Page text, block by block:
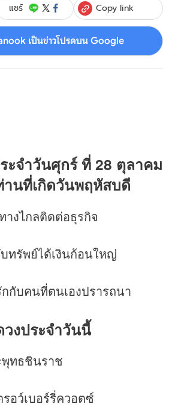
แชร์ Copy link
เป็นข่าวโปรดบน Google
ะจำวันศุกร์ ที่ 28 ตุลาคม
นที่เกิดวันพฤหัสบดี
างไกลติดต่อธุรกิจ
ทรัพย์ได้เงินก้อนใหญ่
กับคนที่ตนเองปรารถนา
วงประจำวันนี้
ทธชินราช
อว์เบอร์รี่ควอตซ์